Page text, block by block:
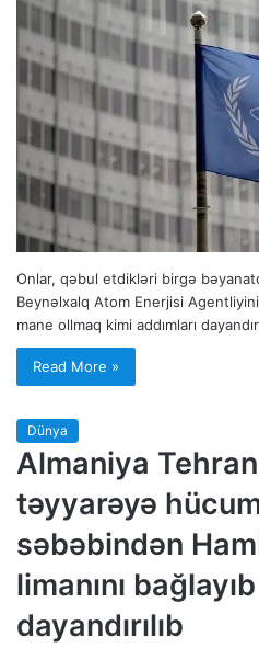
Onlar, qəbul etdikləri birgə
Beynəlxalq Atom Enerjisi
mane ollmaq kimi addımları
Read More »
Dünya
Almaniya
təyyarəyə
səbəbindən
limanını
dayandırılıb